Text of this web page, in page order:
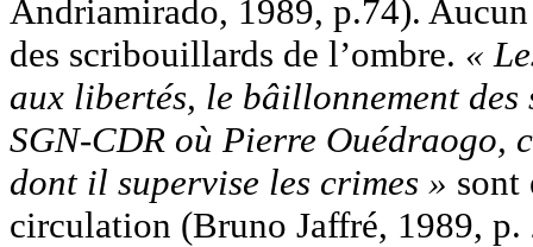
Andriamirado, 1989, p.74). Aucun
des scribouillards de l’ombre. «
aux libertés, le bâillonnement
SGN-CDR où Pierre Ouédraogo,
dont il supervise les crimes » sont
circulation (Bruno Jaffré, 1989, p.